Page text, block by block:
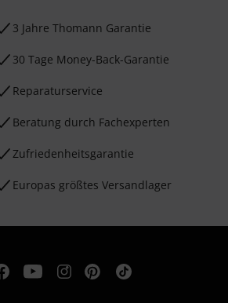
3 Jahre Thomann Garantie
30 Tage Money-Back-Garantie
Reparaturservice
Beratung durch Fachexperten
Zufriedenheitsgarantie
Europas größtes Versandlager